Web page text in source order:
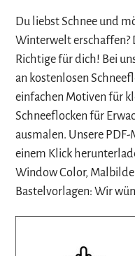
Du liebst Schnee und
Winterwelt erschaffen?
Richtige für dich! Bei
an kostenlosen
einfachen Motiven für
Schneeflocken für
ausmalen. Unsere
einem Klick
Window Color,
Bastelvorlagen: Wir